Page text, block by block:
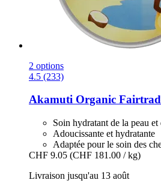
2 options
4.5 (233)
Akamuti Organic
Soin hydratant de la peau et
Adoucissante et hydratante
Adaptée pour le soin des
CHF 9.05 (CHF 181.00 / kg)
Livraison jusqu'au 13 août